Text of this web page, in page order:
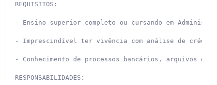
REQUISITOS:
- Ensino superior completo ou cursando em
- Imprescindível ter vivência com análise de
- Conhecimento de processos bancários, arquivos de
RESPONSABILIDADES: